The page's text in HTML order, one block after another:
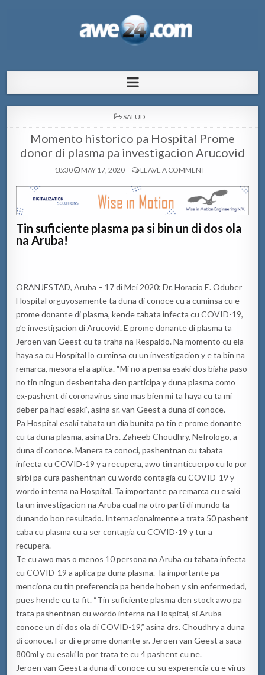
pa Aruba
POSTED
SALUD
Momento historico pa Hospital Prome
donor di plasma pa investigacion Arucovid
18:30 MAY 17, 2020 LEAVE A COMMENT
Tin suficiente plasma pa si bin un di dos ola
na Aruba!
ORANJESTAD, Aruba – 17 di Mei 2020: Dr. Horacio E. Oduber
Hospital orguyosamente ta duna di conoce cu a cuminsa cu e
prome donante di plasma, kende tabata infecta cu COVID-19,
p’e investigacion di Arucovid. E prome donante di plasma ta
Jeroen van Geest cu ta traha na Respaldo. Na momento cu ela
haya sa cu Hospital lo cuminsa cu un investigacion y e ta bin na
remarca, mesora el a aplica. “Mi no a pensa esaki dos biaha paso
no tin ningun desbentaha den participa y duna plasma como
ex-pashent di coronavirus sino mas bien mi ta haya cu ta mi
deber pa haci esaki”, asina sr. van Geest a duna di conoce.
Pa Hospital esaki tabata un dia bunita pa tin e prome donante
cu ta duna plasma, asina Drs. Zaheeb Choudhry, Nefrologo, a
duna di conoce. Manera ta conoci, pashentnan cu tabata
infecta cu COVID-19 y a recupera, awo tin anticuerpo cu lo por
sirbi pa cura pashentnan cu wordo contagia cu COVID-19 y
wordo interna na Hospital. Ta importante pa remarca cu esaki
ta un investigacion na Aruba cual na otro parti di mundo ta
dunando bon resultado. Internacionalmente a trata 50 pashent
caba cu plasma cu a ser contagia cu COVID-19 y tur a
recupera.
Te cu awo mas o menos 10 persona na Aruba cu tabata infecta
cu COVID-19 a aplica pa duna plasma. Ta importante pa
menciona cu tin preferencia pa hende hoben y sin enfermedad,
pues hende cu ta fit. “Tin suficiente plasma den stock awo pa
trata pashentnan cu wordo interna na Hospital, si Aruba
conoce un di dos ola di COVID-19,” asina drs. Choudhry a duna
di conoce. For di e prome donante sr. Jeroen van Geest a saca
800ml y cu esaki lo por trata te cu 4 pashent cu ne.
Jeroen van Geest a duna di conoce cu su experencia cu e virus